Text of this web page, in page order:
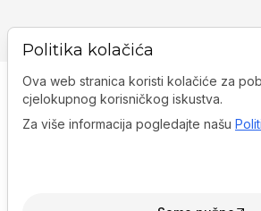
Politika kolačića
Ova web stranica koristi kolačiće za
cjelokupnog korisničkog iskustva.
Za više informacija pogledajte našu